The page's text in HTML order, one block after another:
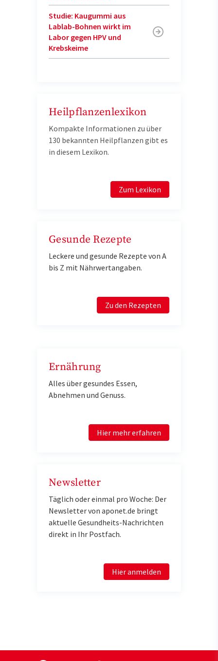
Studie: Kaugummi aus
Lablab-Bohnen wirkt im
Labor gegen HPV und
Krebskeime
Heilpflanzenlexikon
Kompakte Informationen zu über
130 bekannten Heilpflanzen gibt es
in diesem Lexikon.
Zum Lexikon
Gesunde Rezepte
Leckere und gesunde Rezepte von A
bis Z mit Nährwertangaben.
Zu den Rezepten
Ernährung
Alles über gesundes Essen,
Abnehmen und Genuss.
Hier mehr erfahren
Newsletter
Täglich oder einmal pro Woche: Der
Newsletter von aponet.de bringt
aktuelle Gesundheits-Nachrichten
direkt in Ihr Postfach.
Hier anmelden